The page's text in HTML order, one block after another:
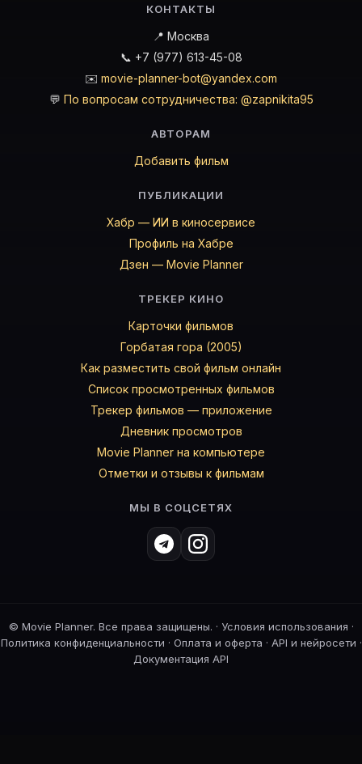
КОНТАКТЫ
📍 Москва
📞 +7 (977) 613-45-08
✉️ movie-planner-bot@yandex.com
💬 По вопросам сотрудничества: @zapnikita95
АВТОРАМ
Добавить фильм
ПУБЛИКАЦИИ
Хабр — ИИ в киносервисе
Профиль на Хабре
Дзен — Movie Planner
ТРЕКЕР КИНО
Карточки фильмов
Горбатая гора (2005)
Как разместить свой фильм онлайн
Список просмотренных фильмов
Трекер фильмов — приложение
Дневник просмотров
Movie Planner на компьютере
Отметки и отзывы к фильмам
МЫ В СОЦСЕТЯХ
© Movie Planner. Все права защищены. · Условия использования ·
Политика конфиденциальности · Оплата и оферта · API и нейросети ·
Документация API